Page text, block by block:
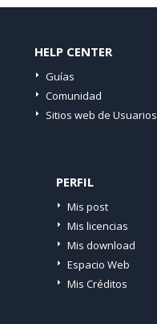
HELP CENTER
Guías
Comunidad
Sitios web de Usuarios
PERFIL
Mis post
Mis licencias
Mis download
Espacio Web
Mis Créditos